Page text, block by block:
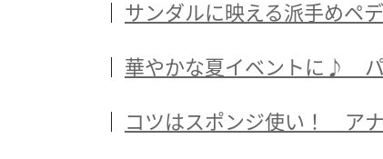
サンダルに映える派手めペ
華やかな夏イベントに♪ パ
コツはスポンジ使い！ ア